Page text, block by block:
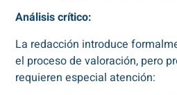
Análisis crítico:
La redacción introduce
el proceso de valoración, pero
requieren especial atención: